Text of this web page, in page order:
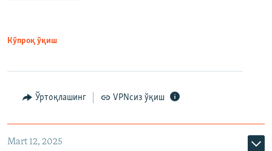
Кўпроқ ўқиш
Ўртоқлашинг VPNсиз ўқиш
Mart 12, 2025